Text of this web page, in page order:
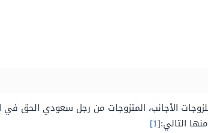
الأجانب، المتزوجات من رجل سعودي الحق
التالي:[1]